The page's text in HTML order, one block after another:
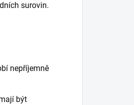
surovin.
nepříjemně
být